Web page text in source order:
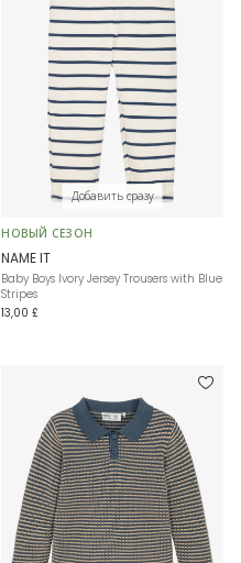
Добавить сразу
НОВЫЙ СЕЗОН
NAME IT
Baby Boys Ivory Jersey Trousers with Blue
Stripes
13,00 £